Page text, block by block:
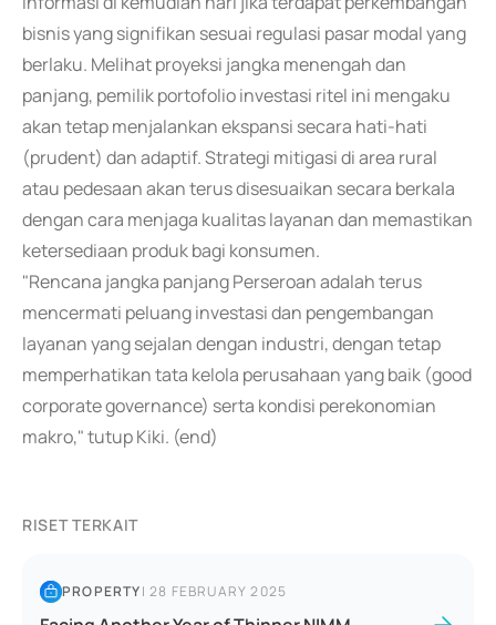
bisnis yang signifikan sesuai regulasi pasar modal yang
berlaku. Melihat proyeksi jangka menengah dan
panjang, pemilik portofolio investasi ritel ini mengaku
akan tetap menjalankan ekspansi secara hati-hati
(prudent) dan adaptif. Strategi mitigasi di area rural
atau pedesaan akan terus disesuaikan secara berkala
dengan cara menjaga kualitas layanan dan memastikan
ketersediaan produk bagi konsumen.
"Rencana jangka panjang Perseroan adalah terus
mencermati peluang investasi dan pengembangan
layanan yang sejalan dengan industri, dengan tetap
memperhatikan tata kelola perusahaan yang baik (good
corporate governance) serta kondisi perekonomian
makro," tutup Kiki. (end)
RISET TERKAIT
PROPERTY|28 FEBRUARY 2025